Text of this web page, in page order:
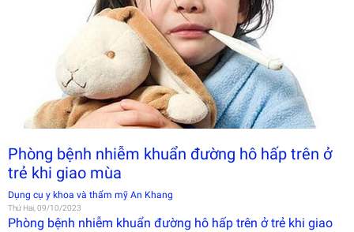
Phòng bệnh nhiễm khuẩn đường hô hấp trên ở
trẻ khi giao mùa
Dụng cụ y khoa và thẩm mỹ An Khang
Thứ Hai, 09/10/2023
Phòng bệnh nhiễm khuẩn đường hô hấp trên ở trẻ khi giao